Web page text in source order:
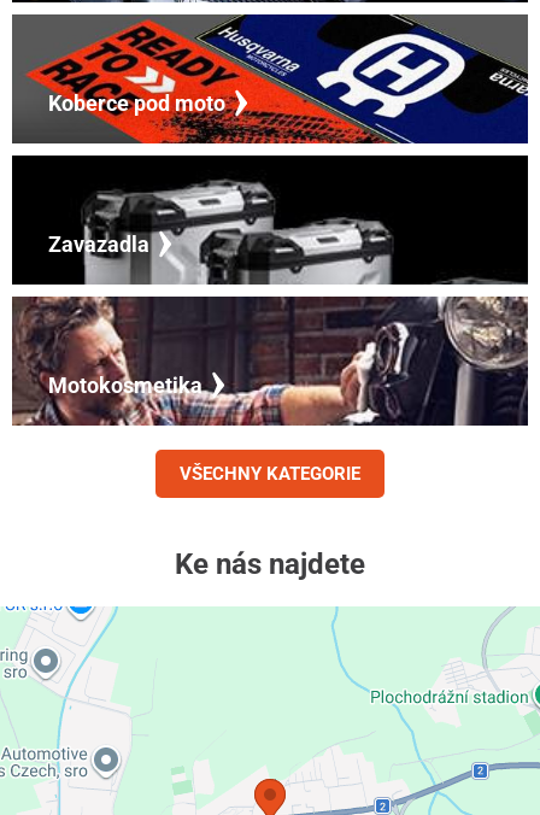
Koberce pod moto
Zavazadla
Motokosmetika
VŠECHNY KATEGORIE
Ke nás najdete